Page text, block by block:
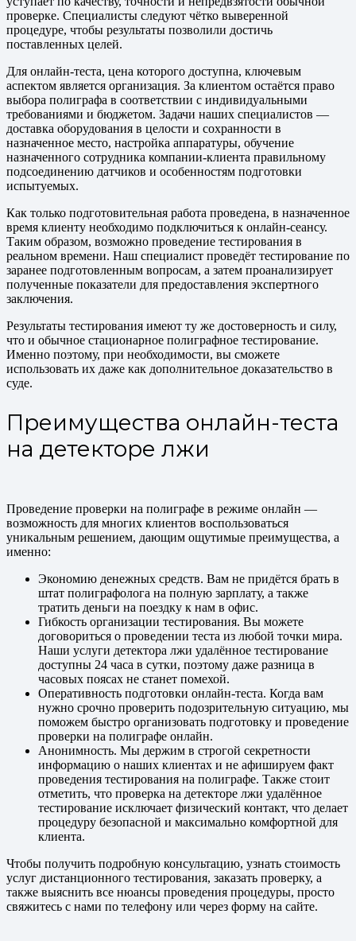
проверке. Специалисты следуют чётко выверенной
процедуре, чтобы результаты позволили достичь
поставленных целей.
Для онлайн-теста, цена которого доступна, ключевым
аспектом является организация. За клиентом остаётся право
выбора полиграфа в соответствии с индивидуальными
требованиями и бюджетом. Задачи наших специалистов —
доставка оборудования в целости и сохранности в
назначенное место, настройка аппаратуры, обучение
назначенного сотрудника компании-клиента правильному
подсоединению датчиков и особенностям подготовки
испытуемых.
Как только подготовительная работа проведена, в назначенное
время клиенту необходимо подключиться к онлайн-сеансу.
Таким образом, возможно проведение тестирования в
реальном времени. Наш специалист проведёт тестирование по
заранее подготовленным вопросам, а затем проанализирует
полученные показатели для предоставления экспертного
заключения.
Результаты тестирования имеют ту же достоверность и силу,
что и обычное стационарное полиграфное тестирование.
Именно поэтому, при необходимости, вы сможете
использовать их даже как дополнительное доказательство в
суде.
Преимущества онлайн-теста
на детекторе лжи
Проведение проверки на полиграфе в режиме онлайн —
возможность для многих клиентов воспользоваться
уникальным решением, дающим ощутимые преимущества, а
именно:
Экономию денежных средств. Вам не придётся брать в
штат полиграфолога на полную зарплату, а также
тратить деньги на поездку к нам в офис.
Гибкость организации тестирования. Вы можете
договориться о проведении теста из любой точки мира.
Наши услуги детектора лжи удалённое тестирование
доступны 24 часа в сутки, поэтому даже разница в
часовых поясах не станет помехой.
Оперативность подготовки онлайн-теста. Когда вам
нужно срочно проверить подозрительную ситуацию, мы
поможем быстро организовать подготовку и проведение
проверки на полиграфе онлайн.
Анонимность. Мы держим в строгой секретности
информацию о наших клиентах и не афишируем факт
проведения тестирования на полиграфе. Также стоит
отметить, что проверка на детекторе лжи удалённое
тестирование исключает физический контакт, что делает
процедуру безопасной и максимально комфортной для
клиента.
Чтобы получить подробную консультацию, узнать стоимость
услуг дистанционного тестирования, заказать проверку, а
также выяснить все нюансы проведения процедуры, просто
свяжитесь с нами по телефону или через форму на сайте.